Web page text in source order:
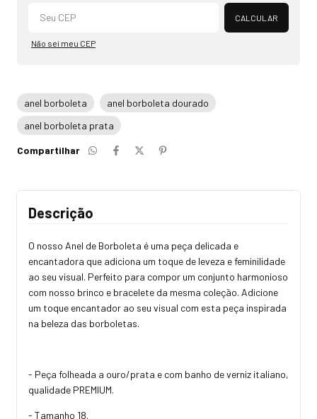
Alterar CEP
CALCULAR
Não sei meu CEP
anel borboleta
anel borboleta dourado
anel borboleta prata
Compartilhar
Descrição
O nosso Anel de Borboleta é uma peça delicada e
encantadora que adiciona um toque de leveza e feminilidade
ao seu visual. Perfeito para compor um conjunto harmonioso
com nosso brinco e bracelete da mesma coleção. Adicione
um toque encantador ao seu visual com esta peça inspirada
na beleza das borboletas.
- Peça folheada a ouro/prata e com banho de verniz italiano,
qualidade PREMIUM.
- Tamanho 18.